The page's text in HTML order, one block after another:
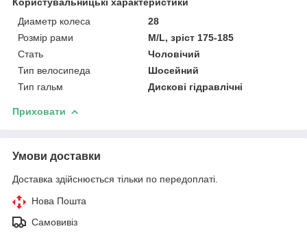
Диаметр колеса
28
Розмір рами
M/L, зріст 175-185
Стать
Чоловічий
Тип велосипеда
Шосейний
Тип гальм
Дискові гідравлічні
Приховати
Умови доставки
Доставка здійснюється тільки по передоплаті.
Нова Пошта
Самовивіз